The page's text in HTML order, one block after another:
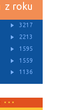
z roku
3217
2213
1595
1559
1136